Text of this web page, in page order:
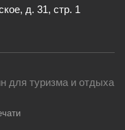
д. 31, стр. 1
для туризма и отдыха